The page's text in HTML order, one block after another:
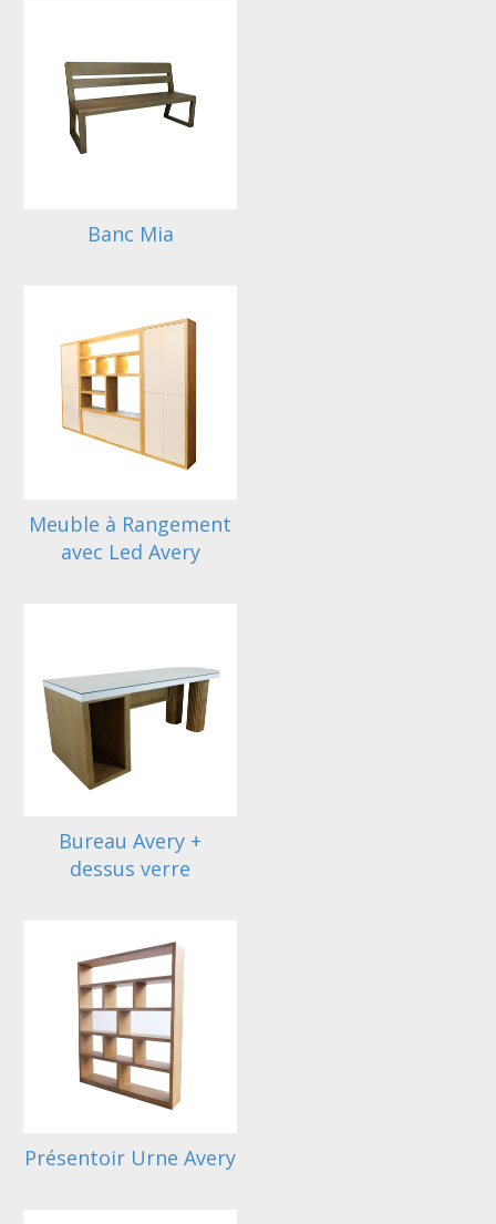
Banc Mia
Meuble à Rangement
avec Led Avery
Bureau Avery +
dessus verre
Présentoir Urne Avery